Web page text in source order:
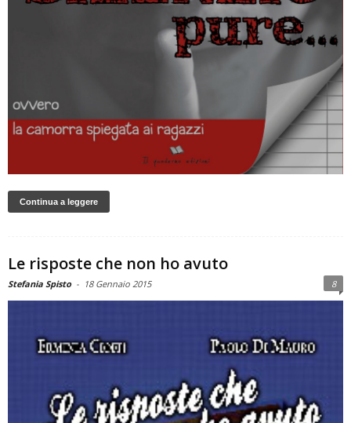
Continua a leggere
Le risposte che non ho avuto
Stefania Spisto - 18 Gennaio 2015 8